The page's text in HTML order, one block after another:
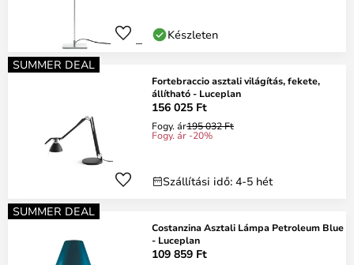
Készleten
SUMMER DEAL
Fortebraccio asztali világítás, fekete,
állítható - Luceplan
156 025 Ft
Fogy. ár195 032 Ft
Fogy. ár -20%
Szállítási idő: 4-5 hét
SUMMER DEAL
Costanzina Asztali Lámpa Petroleum Blue
- Luceplan
109 859 Ft